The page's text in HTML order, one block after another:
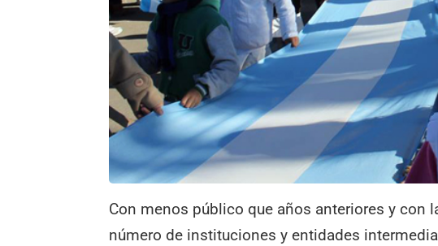
Con menos público que años anteriores y con
número de instituciones y entidades